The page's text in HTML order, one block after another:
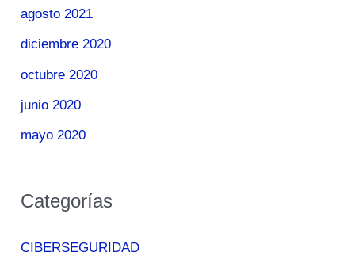
agosto 2021
diciembre 2020
octubre 2020
junio 2020
mayo 2020
Categorías
CIBERSEGURIDAD